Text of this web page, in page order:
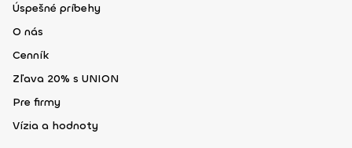
Úspešné príbehy
O nás
Cenník
Zľava 20% s UNION
Pre firmy
Vízia a hodnoty